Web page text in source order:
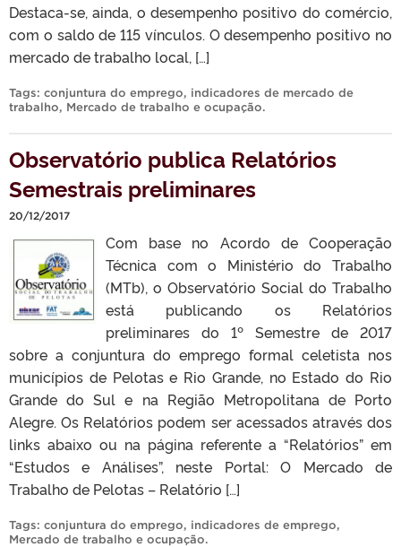
Destaca-se, ainda, o desempenho positivo do comércio,
com o saldo de 115 vínculos. O desempenho positivo no
mercado de trabalho local, […]
Tags: conjuntura do emprego, indicadores de mercado de
trabalho, Mercado de trabalho e ocupação.
Observatório publica Relatórios
Semestrais preliminares
20/12/2017
Com base no Acordo de Cooperação
Técnica com o Ministério do Trabalho
(MTb), o Observatório Social do Trabalho
está publicando os Relatórios
preliminares do 1º Semestre de 2017
sobre a conjuntura do emprego formal celetista nos
municípios de Pelotas e Rio Grande, no Estado do Rio
Grande do Sul e na Região Metropolitana de Porto
Alegre. Os Relatórios podem ser acessados através dos
links abaixo ou na página referente a “Relatórios” em
“Estudos e Análises”, neste Portal: O Mercado de
Trabalho de Pelotas – Relatório […]
Tags: conjuntura do emprego, indicadores de emprego,
Mercado de trabalho e ocupação.